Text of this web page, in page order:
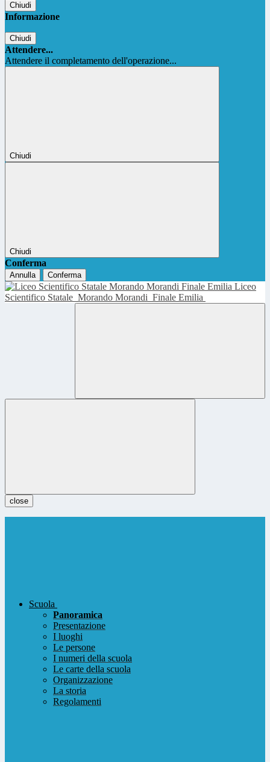
Chiudi
Informazione
Chiudi
Attendere...
Attendere il completamento dell'operazione...
Chiudi
Chiudi
Conferma
Annulla Conferma
Liceo
Scientifico Statale Morando Morandi Finale Emilia
close
Scuola
Panoramica
Presentazione
I luoghi
Le persone
I numeri della scuola
Le carte della scuola
Organizzazione
La storia
Regolamenti